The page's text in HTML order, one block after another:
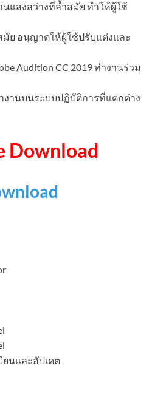
แสงสว่างที่ล้ำสมัย ทำให้ผู้ใช้
มัย อนุญาตให้ผู้ใช้ปรับแต่งและ
Audition CC 2019 ทำงานร่วม
งานบนระบบปฏิบัติการที่แตกต่าง
Download
ยนและอัปเดต